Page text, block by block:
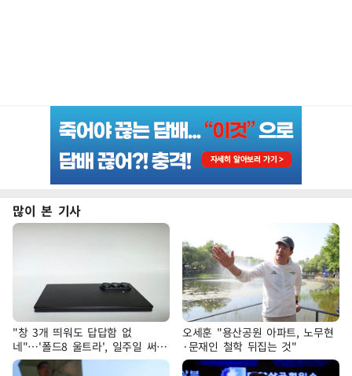
많이 본 기사
"창 3개 띄워도 답답함 없
네"…'폴드8 울트라', 일주일 써보
니
오세훈 "용산공원 아파트, 노무현
·문재인 철학 뒤집는 것"